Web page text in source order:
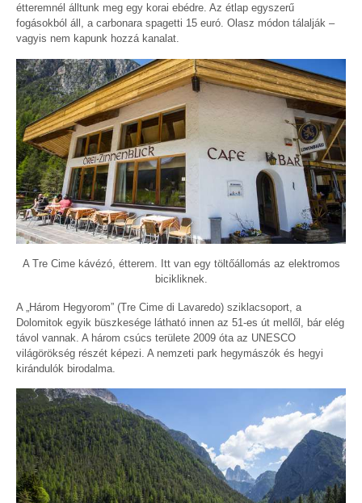
étteremnél álltunk meg egy korai ebédre. Az étlap egyszerű
fogásokból áll, a carbonara spagetti 15 euró. Olasz módon tálalják –
vagyis nem kapunk hozzá kanalat.
A Tre Cime kávézó, étterem. Itt van egy töltőállomás az elektromos
bicikliknek.
A „Három Hegyorom” (Tre Cime di Lavaredo) sziklacsoport, a
Dolomitok egyik büszkesége látható innen az 51-es út mellől, bár elég
távol vannak. A három csúcs területe 2009 óta az UNESCO
világörökség részét képezi. A nemzeti park hegymászók és hegyi
kirándulók birodalma.